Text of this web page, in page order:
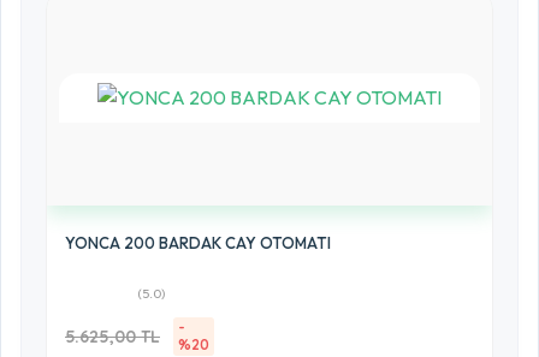
YONCA 200 BARDAK CAY OTOMATI
(5.0)
5.625,00 TL
-
%20